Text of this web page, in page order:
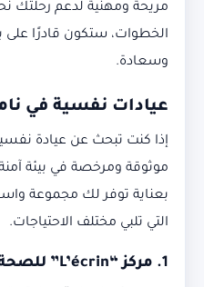
مريحة ومهنية لدعم رحلتك
الخطوات، ستكون قادرًا على
وسعادة.
عيادات نفسية في
إذا كنت تبحث عن عيادة
موثوقة ومرخصة في بيئة
بعناية توفر لك مجموعة
التي تلبي مختلف الاحتياجات.
1. مركز “L’écrin” للصحة النفسية